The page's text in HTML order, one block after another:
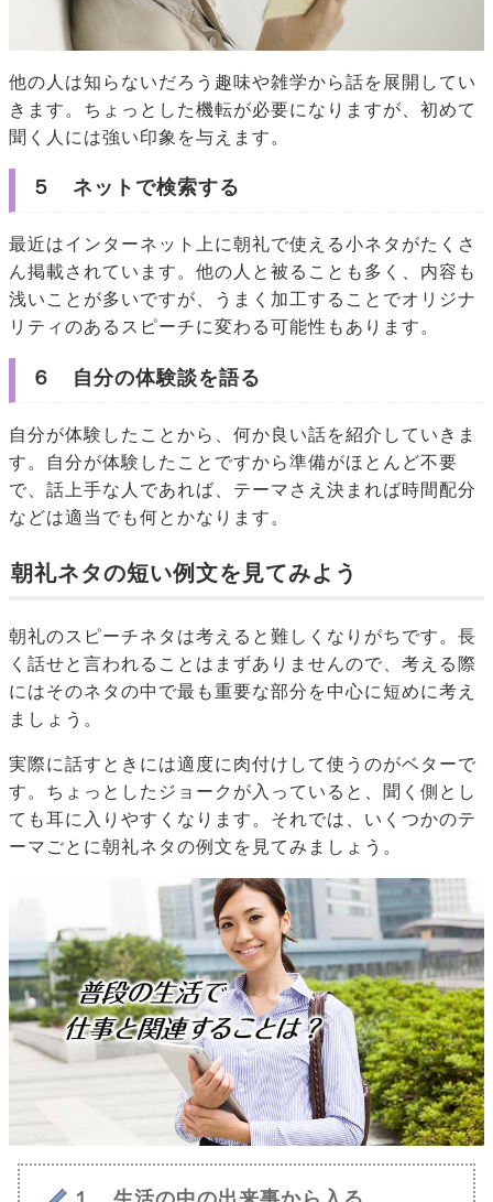
他の人は知らないだろう趣味や雑学から話を展開してい
きます。ちょっとした機転が必要になりますが、初めて
聞く人には強い印象を与えます。
５ ネットで検索する
最近はインターネット上に朝礼で使える小ネタがたくさ
ん掲載されています。他の人と被ることも多く、内容も
浅いことが多いですが、うまく加工することでオリジナ
リティのあるスピーチに変わる可能性もあります。
６ 自分の体験談を語る
自分が体験したことから、何か良い話を紹介していきま
す。自分が体験したことですから準備がほとんど不要
で、話上手な人であれば、テーマさえ決まれば時間配分
などは適当でも何とかなります。
朝礼ネタの短い例文を見てみよう
朝礼のスピーチネタは考えると難しくなりがちです。長
く話せと言われることはまずありませんので、考える際
にはそのネタの中で最も重要な部分を中心に短めに考え
ましょう。
実際に話すときには適度に肉付けして使うのがベターで
す。ちょっとしたジョークが入っていると、聞く側とし
ても耳に入りやすくなります。それでは、いくつかのテ
ーマごとに朝礼ネタの例文を見てみましょう。